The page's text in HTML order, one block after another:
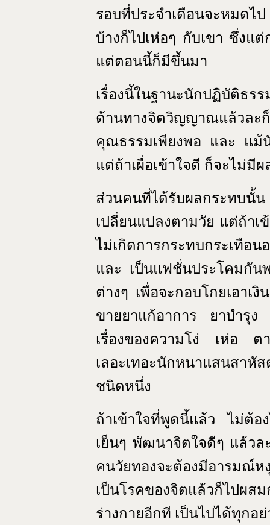
รอบที่ประจำเดือนจะหมดไ
บ้างก็ไปเห่อๆ กับเขา ซึ่งแ
แต่ตอนนี้ก็มีขึ้นมา
เรื่องนี้ในฐานะนักปฏิบัติธ
ด้านทางจิตวิญญาณแล้วละ
คุณธรรมเพียงพอ และ แม้
แต่ถ้าเผื่อเข้าใจดี ก็จะไม่มีผ
ส่วนคนที่ได้รับผลกระทบนั้น
เปลี่ยนแปลงตามวัย แต่ถ้าเ
ไม่เกิดการกระทบกระเทือ
และ เป็นแฟชั่นประโคมกั
ต่างๆ เพื่อจะกอบโกยเอาเ
ขายยาแก้อาการ ยาบำรุง
เรื่องของความโง่ เห่อ ต
เลอะเทอะนักหนาแสนสาหั
ชนิดหนึ่ง
ถ้าเข้าใจที่พูดนี้แล้ว ไม่ต้
เย็นๆ พัฒนาจิตใจดีๆ แล้วล
คนวัยทองจะต้องมีอารมณ์ห
เป็นโรคของจิตแล้วก็ไปผ
ร่างกายอีกที เป็นไปได้ทุกอ